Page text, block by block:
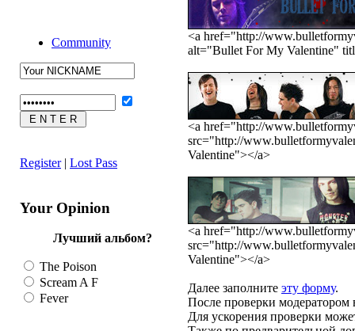
Community
Register| Lost Pass
Your Opinion
Лучший альбом?
The Poison
Scream A F
Fever
<a href="http://
alt="Bullet For My Valentine"
<a href="http://
src="http://
Valentine"></a>
<a href="http://
src="http://
Valentine"></a>
Далее заполните эту форму.
После проверки модератором
Для ускорения проверки